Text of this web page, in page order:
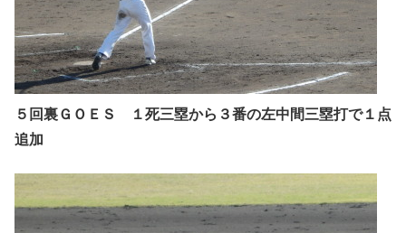
５回裏ＧＯＥＳ １死三塁から３番の左中間三塁打で１点
追加